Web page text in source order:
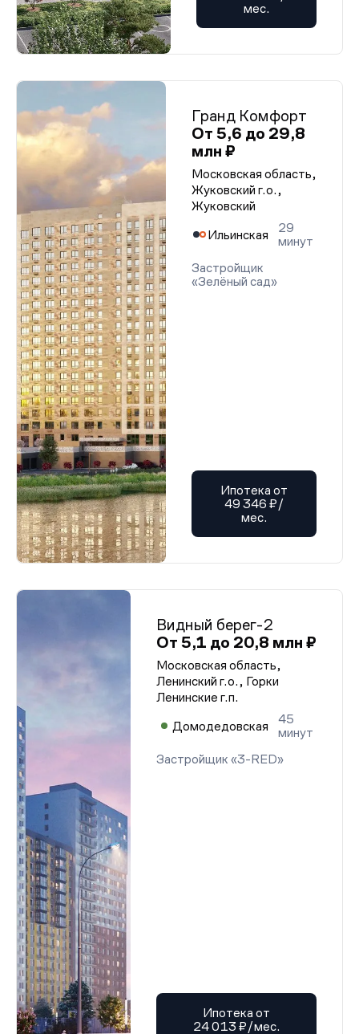
мес.
Гранд Комфорт
От 5,6 до 29,8
млн ₽
Московская область,
Жуковский г.о.,
Жуковский
Ильинская
29
минут
Застройщик
«Зелёный сад»
Ипотека от
49 346 ₽/
мес.
Видный берег-2
От 5,1 до 20,8 млн ₽
Московская область,
Ленинский г.о., Горки
Ленинские г.п.
Домодедовская
45
минут
Застройщик «3-RED»
Ипотека от
24 013 ₽/мес.